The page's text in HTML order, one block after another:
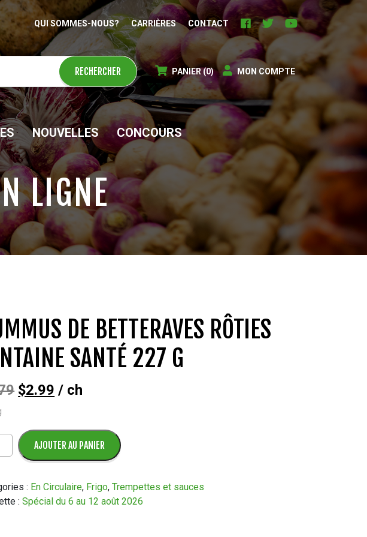
QUI SOMMES-NOUS? CARRIÈRES CONTACT
PANIER (0) MON COMPTE
NOUVELLES CONCOURS
LIGNE
DE BETTERAVES RÔTIES
SANTÉ 227 G
Le
initial
était :
$4.79.
$2.99 Le
actuel
est :
$2.99.
/ ch
AJOUTER AU PANIER
: En Circulaire, Frigo,Trempettes et sauces
:Spécial du 6 au 12 août 2026